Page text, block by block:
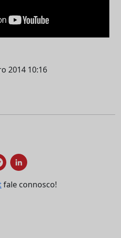
2014 10:16
fale connosco!